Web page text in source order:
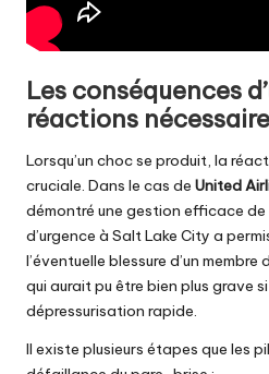
Les conséquences
réactions
Lorsqu’un choc se produit, la
cruciale. Dans le cas de United
démontré une gestion efficace
d’urgence à Salt Lake City a
l’éventuelle blessure d’un
qui aurait pu être bien plus grave
dépressurisation rapide.
Il existe plusieurs étapes que les